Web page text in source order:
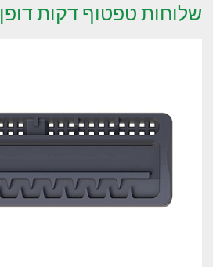
שלוחות טפטוף דקות דופן